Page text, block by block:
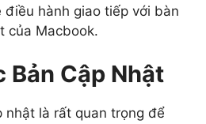
điều hành giao tiếp với bàn
của Macbook.
Bản Cập Nhật
nhật là rất quan trọng để